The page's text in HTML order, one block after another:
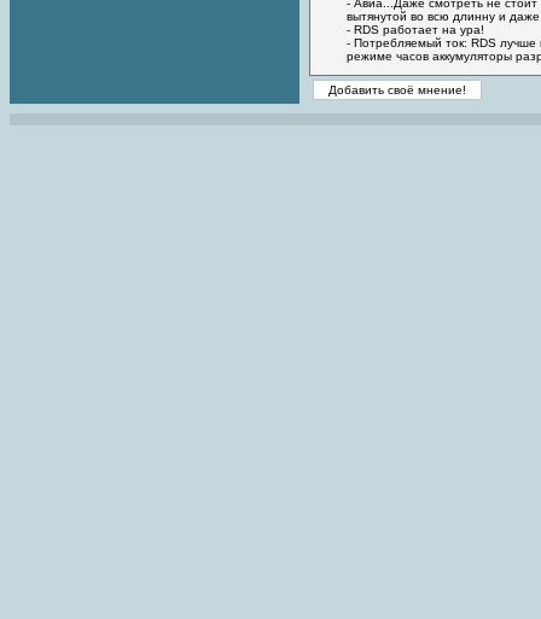
- Авиа...Даже смотреть не
вытянутой во всю длинну и
- RDS работает на ура!
- Потребляемый ток: RDS
режиме часов аккумуляторы